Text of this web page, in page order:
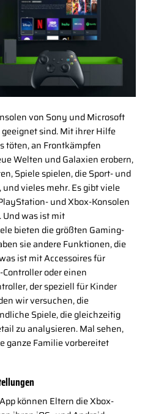
von Sony und Microsoft
sind. Mit ihrer Hilfe
töten, an Frontkämpfen
Welten und Galaxien erobern,
Spiele spielen, die Sport- und
vieles mehr. Es gibt viele
und Xbox-Konsolen
was ist mit
bieten die größten Gaming-
sie andere Funktionen, die
ist mit Accessoires für
oder einen
der speziell für Kinder
wir versuchen, die
Spiele, die gleichzeitig
zu analysieren. Mal sehen,
ganze Familie vorbereitet
können Eltern die Xbox-